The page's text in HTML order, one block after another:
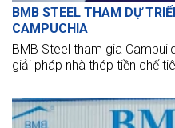
BMB STEEL THAM DỰ
CAMPUCHIA
BMB Steel tham gia
giải pháp nhà thép tiền chế